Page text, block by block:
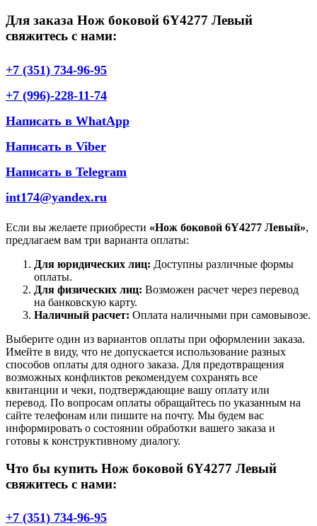
Для заказа Нож боковой 6Y4277 Левый
свяжитесь с нами:
+7 (351) 734-96-95
+7 (996)-228-11-74
Написать в WhatApp
Написать в Viber
Написать в Telegram
int174@yandex.ru
Если вы желаете приобрести «Нож боковой 6Y4277 Левый»,
предлагаем вам три варианта оплаты:
Для юридических лиц: Доступны различные формы
оплаты.
Для физических лиц: Возможен расчет через перевод
на банковскую карту.
Наличный расчет: Оплата наличными при самовывозе.
Выберите один из вариантов оплаты при оформлении заказа.
Имейте в виду, что не допускается использование разных
способов оплаты для одного заказа. Для предотвращения
возможных конфликтов рекомендуем сохранять все
квитанции и чеки, подтверждающие вашу оплату или
перевод. По вопросам оплаты обращайтесь по указанным на
сайте телефонам или пишите на почту. Мы будем вас
информировать о состоянии обработки вашего заказа и
готовы к конструктивному диалогу.
Что бы купить Нож боковой 6Y4277 Левый
свяжитесь с нами:
+7 (351) 734-96-95